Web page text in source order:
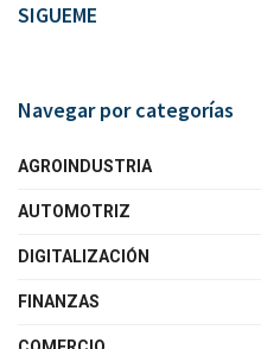
SIGUEME
Navegar por categorías
AGROINDUSTRIA
AUTOMOTRIZ
DIGITALIZACIÓN
FINANZAS